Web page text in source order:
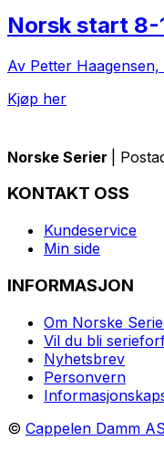
Norsk start 8-
Av Petter
Kjøp her
Norske Serier |
KONTAKT OSS
Kundeservice
Min side
INFORMASJON
Om Norske
Vil du bli
Nyhetsbrev
Personvern
© Cappelen Damm AS